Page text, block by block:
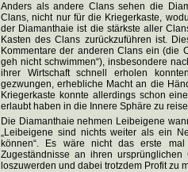
Anders als andere Clans sehen die
Clans, nicht nur für die Kriegerkaste,
der Diamanthaie ist die stärkste aller
Kasten des Clans zurückzuführen ist.
Kommentare der anderen Clans ein (die
geh nicht schwimmen“), insbesondere
ihrer Wirtschaft schnell erholen
gezwungen, erhebliche Macht an die
Kriegerkaste konnte allerdings schon
erlaubt haben in die Innere Sphäre zu
Die Diamanthaie nehmen Leibeigene
„Leibeigene sind nichts weiter als ein
können“. Es wäre nicht das erste
Zugeständnisse an ihren
loszuwerden und dabei trotzdem Profit zu